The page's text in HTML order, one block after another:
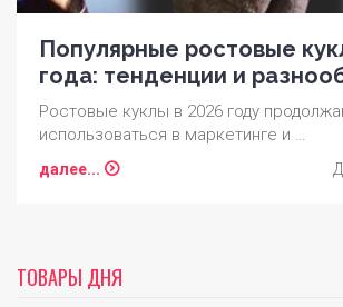
Популярные ростовые
года: тенденции и
Ростовые куклы в 2026 году
использоваться в маркетинге и …
далее...
ТОВАРЫ ДНЯ